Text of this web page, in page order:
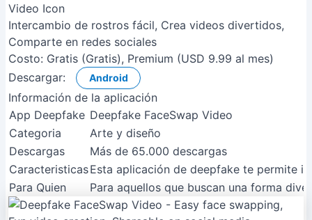
Intercambio de rostros fácil, Crea videos divertidos,
Comparte en redes sociales
Costo: Gratis (Gratis), Premium (USD 9.99 al mes)
Descargar:
Android
Información de la aplicación
App Deepfake Deepfake FaceSwap Video
Categoria
Arte y diseño
Descargas
Más de 65.000 descargas
CaracteristicasEsta aplicación de deepfake te permite
Para Quien
Para aquellos que buscan una forma